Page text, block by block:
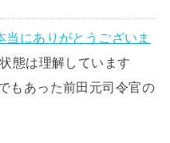
当にありがとうございま
態は理解しています
もあった前田元司令官の